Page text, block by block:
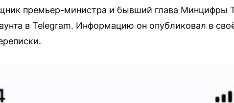
премьер-министра и бывший глава Минцифры
в Telegram. Информацию он опубликовал в